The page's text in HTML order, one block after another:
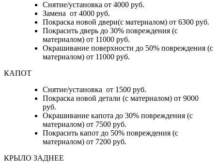
Снятие/установка от 4000 руб.
Замена от 4000 руб.
Покраска новой двери(с материалом) от 6300 руб.
Покрасить дверь до 30% повреждения (с
материалом) от 11000 руб.
Окрашивание поверхности до 50% повреждения (с
материалом) от 11000 руб.
КАПОТ
Снятие/установка от 1500 руб.
Покраска новой детали (с материалом) от 9000
руб.
Окрашивание капота до 30% повреждения (с
материалом) от 7500 руб.
Покрасить капот до 50% повреждения (с
материалом) от 7200 руб.
КРЫЛО ЗАДНЕЕ